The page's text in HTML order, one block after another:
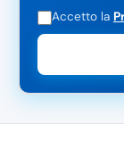
Accetto la